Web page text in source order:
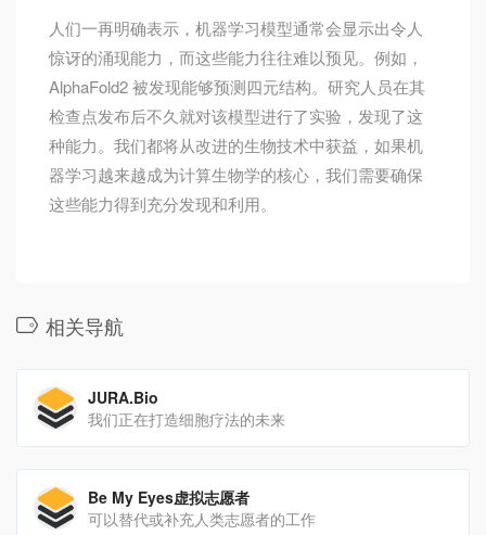
人们一再明确表示，机器学习模型通常会显示出令人
惊讶的涌现能力，而这些能力往往难以预见。例如，
AlphaFold2 被发现能够预测四元结构。研究人员在其
检查点发布后不久就对该模型进行了实验，发现了这
种能力。我们都将从改进的生物技术中获益，如果机
器学习越来越成为计算生物学的核心，我们需要确保
这些能力得到充分发现和利用。
相关导航
JURA.Bio
我们正在打造细胞疗法的未来
Be My Eyes虚拟志愿者
可以替代或补充人类志愿者的工作